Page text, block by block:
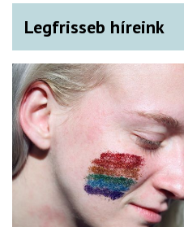
Legfrisseb híreink